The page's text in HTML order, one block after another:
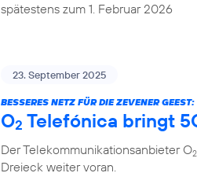
spätestens zum 1. Februar 2026
23. September 2025
BESSERES NETZ FÜR DIE ZEVENER GEEST:
O2 Telefónica bringt
Der Telekommunikationsanbieter O2
Dreieck weiter voran.